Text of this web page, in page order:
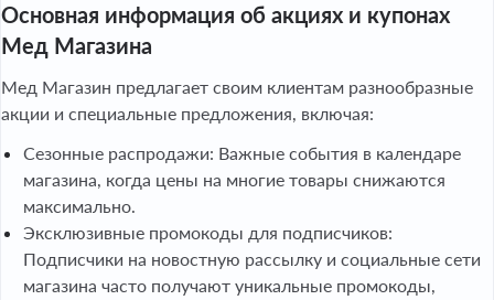
Основная информация об акциях и купонах
Мед Магазина
Мед Магазин предлагает своим клиентам разнообразные
акции и специальные предложения, включая:
Сезонные распродажи: Важные события в календаре
магазина, когда цены на многие товары снижаются
максимально.
Эксклюзивные промокоды для подписчиков:
Подписчики на новостную рассылку и социальные сети
магазина часто получают уникальные промокоды,